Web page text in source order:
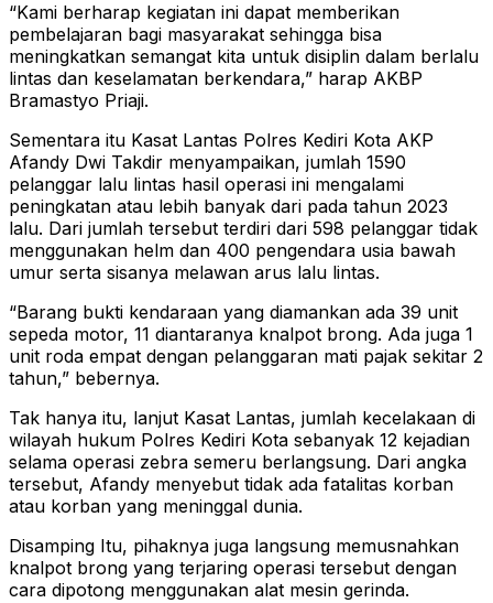
“Kami berharap kegiatan ini dapat memberikan
pembelajaran bagi masyarakat sehingga bisa
meningkatkan semangat kita untuk disiplin dalam berlalu
lintas dan keselamatan berkendara,” harap AKBP
Bramastyo Priaji.
Sementara itu Kasat Lantas Polres Kediri Kota AKP
Afandy Dwi Takdir menyampaikan, jumlah 1590
pelanggar lalu lintas hasil operasi ini mengalami
peningkatan atau lebih banyak dari pada tahun 2023
lalu. Dari jumlah tersebut terdiri dari 598 pelanggar tidak
menggunakan helm dan 400 pengendara usia bawah
umur serta sisanya melawan arus lalu lintas.
“Barang bukti kendaraan yang diamankan ada 39 unit
sepeda motor, 11 diantaranya knalpot brong. Ada juga 1
unit roda empat dengan pelanggaran mati pajak sekitar 2
tahun,” bebernya.
Tak hanya itu, lanjut Kasat Lantas, jumlah kecelakaan di
wilayah hukum Polres Kediri Kota sebanyak 12 kejadian
selama operasi zebra semeru berlangsung. Dari angka
tersebut, Afandy menyebut tidak ada fatalitas korban
atau korban yang meninggal dunia.
Disamping Itu, pihaknya juga langsung memusnahkan
knalpot brong yang terjaring operasi tersebut dengan
cara dipotong menggunakan alat mesin gerinda.